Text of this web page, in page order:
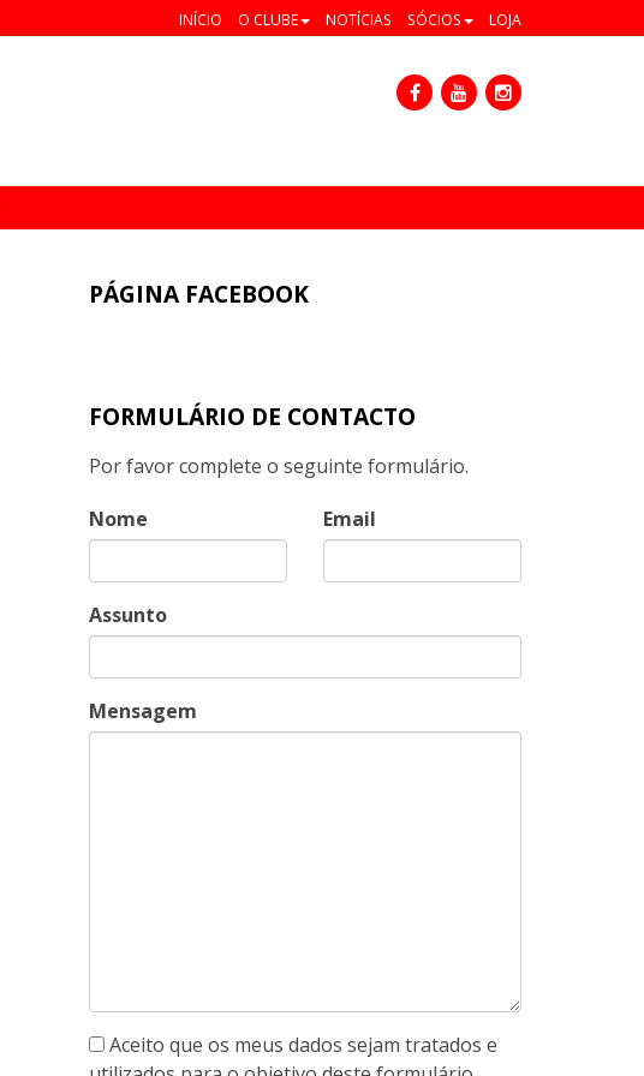
INÍCIO O CLUBE NOTÍCIAS SÓCIOS LOJA
PÁGINA FACEBOOK
FORMULÁRIO DE CONTACTO
Por favor complete o seguinte formulário.
Nome
Email
Assunto
Mensagem
Aceito que os meus dados sejam tratados e